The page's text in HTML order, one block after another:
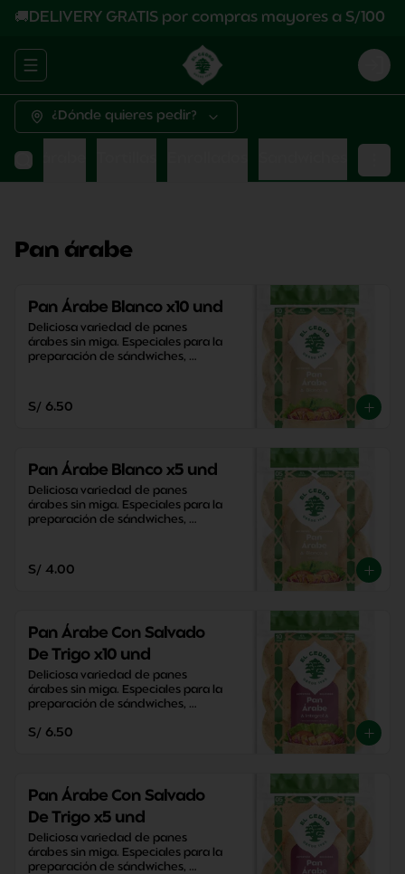
🚚DELIVERY GRATIS por compras mayores a S/100
Abrir menu de navegación
¿Dónde quieres pedir?
Pan árabe
Pan árabe
Pan Árabe Blanco x10 und
Deliciosa variedad de panes
árabes sin miga. Especiales para la
preparación de sándwiches,
S/ 6.50
Pan Árabe Blanco x5 und
Deliciosa variedad de panes
árabes sin miga. Especiales para la
preparación de sándwiches,
S/ 4.00
Pan Árabe Con Salvado
De Trigo x10 und
Deliciosa variedad de panes
árabes sin miga. Especiales para la
preparación de sándwiches,
S/ 6.50
Pan Árabe Con Salvado
De Trigo x5 und
Deliciosa variedad de panes
árabes sin miga. Especiales para la
preparación de sándwiches,